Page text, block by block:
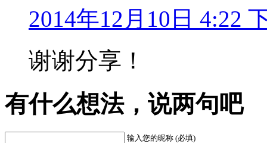
2014年12月10日 4:22
谢谢分享！
有什么想法，说两句吧
输入您的昵称 (必填)